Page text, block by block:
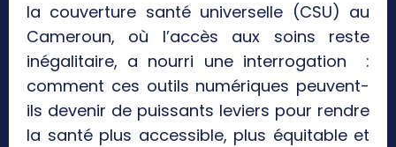
la couverture santé universelle (CSU) au
Cameroun, où l’accès aux soins reste
inégalitaire, a nourri une interrogation :
comment ces outils numériques peuvent-
ils devenir de puissants leviers pour rendre
la santé plus accessible, plus équitable et